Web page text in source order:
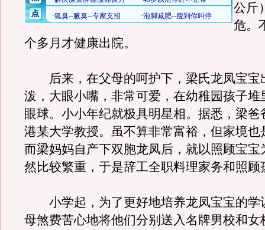
公斤
危。
个多月才健康出院。
后来，在父母的呵护下，梁氏龙凤宝宝
泼，大眼小嘴，非常可爱，在幼稚园孩子堆
眼球。小小年纪就极具明星相。据悉，梁爸
港某大学教授。虽不算非常富裕，但家境也
而梁妈妈自产下双胞龙凤后，就以照顾宝宝
然比较繁重，于是辞工全职料理家务和照顾
小学起，为了更好地培养龙凤宝宝的学
母煞费苦心地将他们分别送入名牌男校和女